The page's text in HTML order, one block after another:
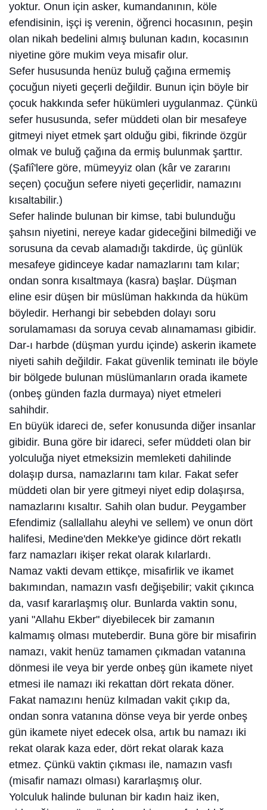
yoktur. Onun için asker, kumandanının, köle
efendisinin, işçi iş verenin, öğrenci hocasının, peşin
olan nikah bedelini almış bulunan kadın, kocasının
niyetine göre mukim veya misafir olur.
Sefer hususunda henüz buluğ çağına ermemiş
çocuğun niyeti geçerli değildir. Bunun için böyle bir
çocuk hakkında sefer hükümleri uygulanmaz. Çünkü
sefer hususunda, sefer müddeti olan bir mesafeye
gitmeyi niyet etmek şart olduğu gibi, fikrinde özgür
olmak ve buluğ çağına da ermiş bulunmak şarttır.
(Şafiî'lere göre, mümeyyiz olan (kâr ve zararını
seçen) çocuğun sefere niyeti geçerlidir, namazını
kısaltabilir.)
Sefer halinde bulunan bir kimse, tabi bulunduğu
şahsın niyetini, nereye kadar gideceğini bilmediği ve
sorusuna da cevab alamadığı takdirde, üç günlük
mesafeye gidinceye kadar namazlarını tam kılar;
ondan sonra kısaltmaya (kasra) başlar. Düşman
eline esir düşen bir müslüman hakkında da hüküm
böyledir. Herhangi bir sebebden dolayı soru
sorulamaması da soruya cevab alınamaması gibidir.
Dar-ı harbde (düşman yurdu içinde) askerin ikamete
niyeti sahih değildir. Fakat güvenlik teminatı ile böyle
bir bölgede bulunan müslümanların orada ikamete
(onbeş günden fazla durmaya) niyet etmeleri
sahihdir.
En büyük idareci de, sefer konusunda diğer insanlar
gibidir. Buna göre bir idareci, sefer müddeti olan bir
yolculuğa niyet etmeksizin memleketi dahilinde
dolaşıp dursa, namazlarını tam kılar. Fakat sefer
müddeti olan bir yere gitmeyi niyet edip dolaşırsa,
namazlarını kısaltır. Sahih olan budur. Peygamber
Efendimiz (sallallahu aleyhi ve sellem) ve onun dört
halifesi, Medine'den Mekke'ye gidince dört rekatlı
farz namazları ikişer rekat olarak kılarlardı.
Namaz vakti devam ettikçe, misafirlik ve ikamet
bakımından, namazın vasfı değişebilir; vakit çıkınca
da, vasıf kararlaşmış olur. Bunlarda vaktin sonu,
yani "Allahu Ekber" diyebilecek bir zamanın
kalmamış olması muteberdir. Buna göre bir misafirin
namazı, vakit henüz tamamen çıkmadan vatanına
dönmesi ile veya bir yerde onbeş gün ikamete niyet
etmesi ile namazı iki rekattan dört rekata döner.
Fakat namazını henüz kılmadan vakit çıkıp da,
ondan sonra vatanına dönse veya bir yerde onbeş
gün ikamete niyet edecek olsa, artık bu namazı iki
rekat olarak kaza eder, dört rekat olarak kaza
etmez. Çünkü vaktin çıkması ile, namazın vasfı
(misafir namazı olması) kararlaşmış olur.
Yolculuk halinde bulunan bir kadın haiz iken,